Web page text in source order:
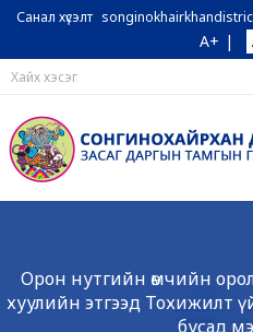
Санал хүсэлт
A+ |
Орон нутгийн өмчийн
хуулийн этгээд Тохижилт
бусад